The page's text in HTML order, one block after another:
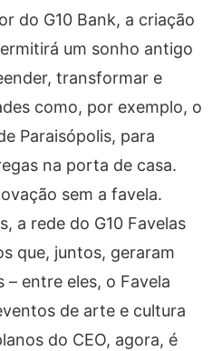
do G10 Bank, a criação
um sonho antigo
transformar e
como, por exemplo, o
Paraisópolis, para
na porta de casa.
sem a favela.
a rede do G10 Favelas
que, juntos, geraram
entre eles, o Favela
de arte e cultura
do CEO, agora, é